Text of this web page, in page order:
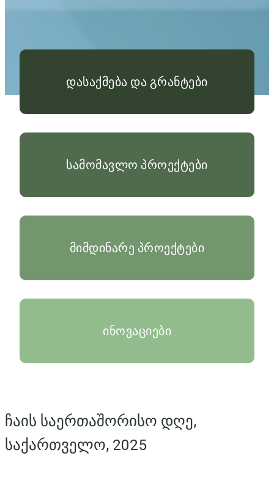
დასაქმება და გრანტები
სამომავლო პროექტები
მიმდინარე პროექტები
ინოვაციები
ჩაის საერთაშორისო დღე,
საქართველო, 2025